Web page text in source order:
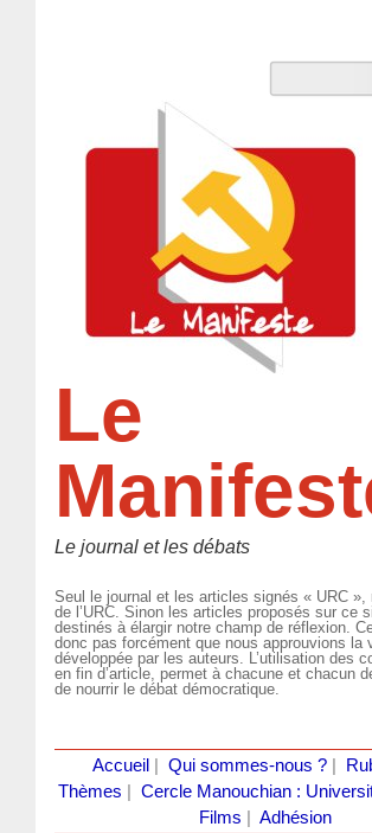
Le
Le journal et les débats
Seul le journal et les articles signés « URC »,
de l’URC. Sinon les articles proposés sur ce
destinés à élargir notre champ de réflexion.
donc pas forcément que nous approuvions la
développée par les auteurs. L’utilisation des
en fin d’article, permet à chacune et chacun
de nourrir le débat démocratique.
Accueil Qui sommes-nous ?|
Thèmes
Cercle Manouchian :
Films
Adhésion